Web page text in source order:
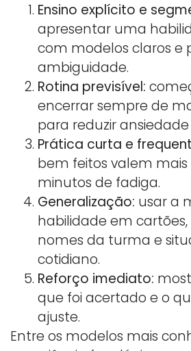
Ensino explícito e
apresentar uma
com modelos claros e
ambiguidade.
Rotina previsível:
encerrar sempre de
para reduzir ansiedade
Prática curta e
bem feitos valem
minutos de fadiga.
Generalização: usar a
habilidade em cartões,
nomes da turma e
cotidiano.
Reforço imediato:
que foi acertado e o
ajuste.
Entre os modelos mais